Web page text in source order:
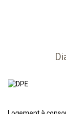
Nombre de lots :
Aucune
typique de la
A VENDRE :